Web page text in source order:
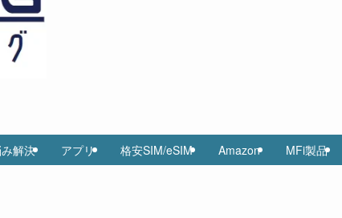
解決 アプリ 格安SIM/eSIM Amazon MFi製品